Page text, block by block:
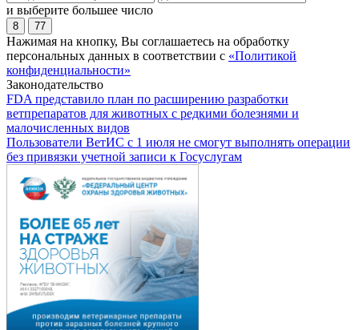
и выберите большее число
8 77
Нажимая на кнопку, Вы соглашаетесь на обработку
персональных данных в соответствии с «Политикой
конфиденциальности»
Законодательство
FDA представило план по расширению разработки
ветпрепаратов для животных с редкими болезнями и
малочисленных видов
Пользователи ВетИС с 1 июля не смогут выполнять операции
без привязки учетной записи к Госуслугам